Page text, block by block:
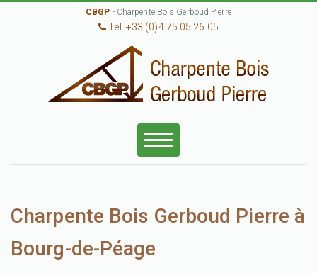
CBGP - Charpente Bois Gerboud Pierre
Tél. +33 (0)4 75 05 26 05
Charpente Bois Gerboud Pierre à
Bourg-de-Péage